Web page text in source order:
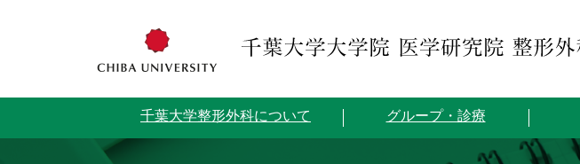
千葉大学整形外科について グループ・診療